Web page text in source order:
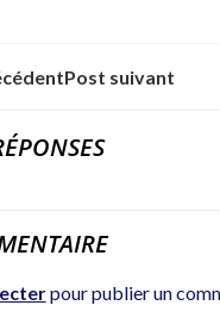
Post suivant
pour publier un